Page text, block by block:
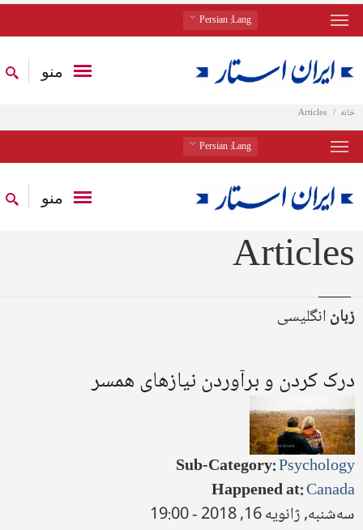
Lang
: Persian
منو
خانه Articles
Lang
: Persian
منو
Articles
زبانانگلیسی
درک کردن و برآوردن نیازهای همسر
Sub-Category:Psychology
Happened at:Canada
سه‌شنبه, ژانویه 16, 2018 - 19:00